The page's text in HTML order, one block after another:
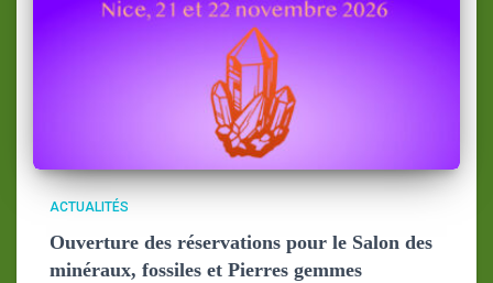
ACTUALITÉS
Ouverture des réservations pour le Salon des
minéraux, fossiles et Pierres gemmes